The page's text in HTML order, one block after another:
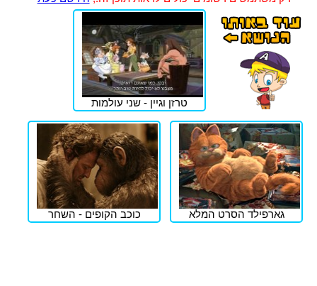
טרזן וגיין - שני עולמות
גארפילד הסרט המלא כוכב הקופים - השחר